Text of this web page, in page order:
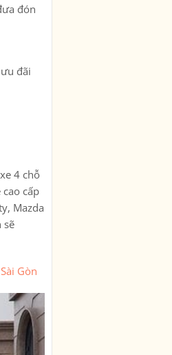
đón
đãi
4 chỗ
cấp
Mazda
sẽ
Gòn